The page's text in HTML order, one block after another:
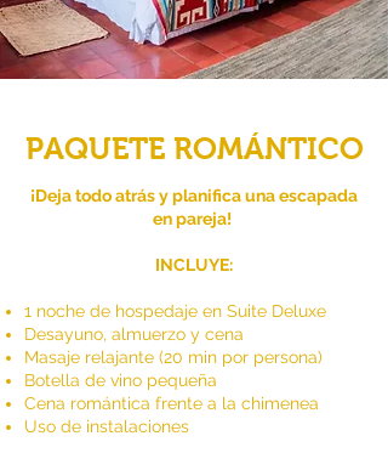
PAQUETE ROMÁNTICO
¡Deja todo atrás y planifica una escapada
en pareja!
INCLUYE:
1 noche de hospedaje en Suite Deluxe​
Desayuno, almuerzo y cena
Masaje relajante (20 min por persona)
Botella de vino pequeña
Cena romántica frente a la chimenea
Uso de instalaciones